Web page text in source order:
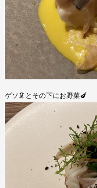
ゲソ🦑とその下にお野菜🍆